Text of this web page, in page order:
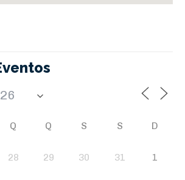
Q Q S S D
28 29 30 31 1